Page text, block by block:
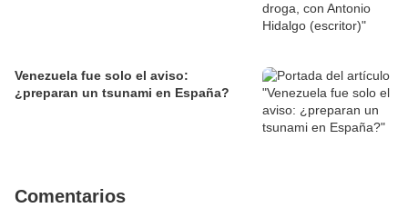
Venezuela fue solo el aviso:
¿preparan un tsunami en España?
Comentarios